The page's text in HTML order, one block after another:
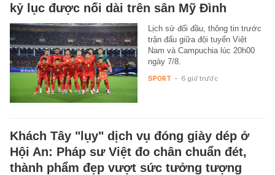
kỷ lục được nối dài trên sân Mỹ Đình
Lịch sử đối đầu, thông tin trước
trận đấu giữa đội tuyển Việt
Nam và Campuchia lúc 20h00
ngày 7/8.
SPORT - 6 giờ trước
Khách Tây "lụy" dịch vụ đóng giày dép ở
Hội An: Pháp sư Việt đo chân chuẩn đét,
thành phẩm đẹp vượt sức tưởng tượng